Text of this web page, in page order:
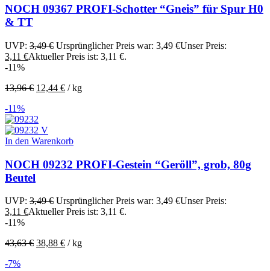
NOCH 09367 PROFI-Schotter “Gneis” für Spur H0
& TT
UVP: 3,49€ Ursprünglicher Preis war: 3,49 €Unser Preis:
3,11 €Aktueller Preis ist: 3,11 €.
-11%
13,96€ 12,44 € /kg
-11%
In den Warenkorb
NOCH 09232 PROFI-Gestein “Geröll”, grob, 80g
Beutel
UVP: 3,49€ Ursprünglicher Preis war: 3,49 €Unser Preis:
3,11 €Aktueller Preis ist: 3,11 €.
-11%
43,63€ 38,88 € /kg
-7%